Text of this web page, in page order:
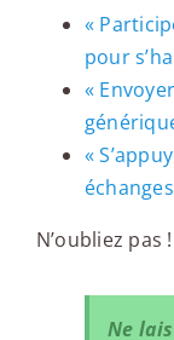
«
pour
«
«
N’oubliez pas !
Ne